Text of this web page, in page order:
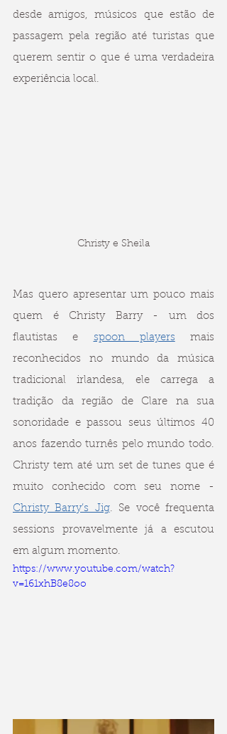
desde amigos, músicos que estão de
passagem pela região até turistas que
querem sentir o que é uma verdadeira
experiência local.
Christy e Sheila
Mas quero apresentar um pouco mais
quem é Christy Barry - um dos
flautistas e spoon players mais
reconhecidos no mundo da música
tradicional irlandesa, ele carrega a
tradição da região de Clare na sua
sonoridade e passou seus últimos 40
anos fazendo turnês pelo mundo todo.
Christy tem até um set de tunes que é
Christy Barry’s Jig. Se você frequenta
sessions provavelmente já a escutou
em algum momento.
https://www.youtube.com/watch?
v=161xhB8e8oo